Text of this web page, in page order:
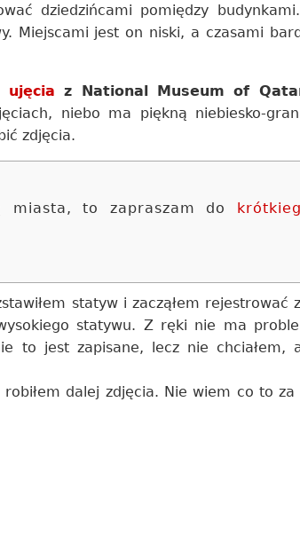
dziedzińcami pomiędzy
Miejscami jest on niski, a czasami
ujęcia z National Museum of
niebo ma piękną niebiesko-
zdjęcia.
miasta, to zapraszam do
statyw i zacząłem rejestrować
statywu. Z ręki nie ma
to jest zapisane, lecz nie chciałem,
dalej zdjęcia. Nie wiem co to